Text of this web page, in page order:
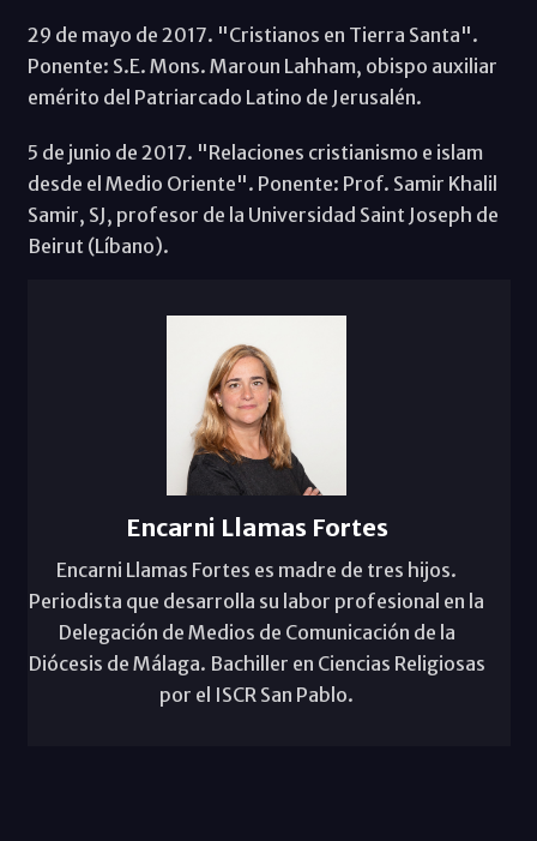
29 de mayo de 2017. "Cristianos en Tierra Santa".
Ponente: S.E. Mons. Maroun Lahham, obispo auxiliar
emérito del Patriarcado Latino de Jerusalén.
5 de junio de 2017. "Relaciones cristianismo e islam
desde el Medio Oriente". Ponente: Prof. Samir Khalil
Samir, SJ, profesor de la Universidad Saint Joseph de
Beirut (Líbano).
Encarni Llamas Fortes
Encarni Llamas Fortes es madre de tres hijos.
Periodista que desarrolla su labor profesional en la
Delegación de Medios de Comunicación de la
Diócesis de Málaga. Bachiller en Ciencias Religiosas
por el ISCR San Pablo.